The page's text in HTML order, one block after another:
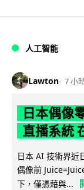
人工智能
Lawton 7 小
日本偶像
直播系統
日本 AI 技術界近
偶像前
下，僅憑藉與...